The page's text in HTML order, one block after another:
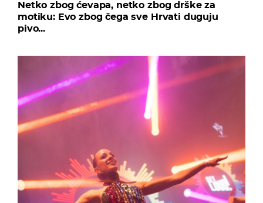
Netko zbog ćevapa, netko zbog drške za
motiku: Evo zbog čega sve Hrvati duguju
pivo...